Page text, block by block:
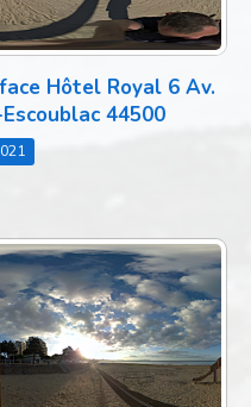
Hôtel Royal 6 Av.
44500